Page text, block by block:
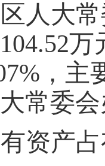
人大
104.52万
7% ， 主
常委
有资产